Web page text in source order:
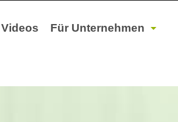
Videos Für Unternehmen